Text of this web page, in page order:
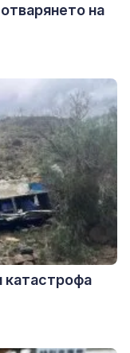
на
катастрофа